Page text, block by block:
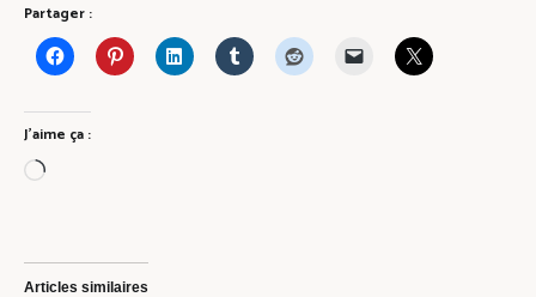
Partager :
J’aime ça :
Chargement…
Articles similaires